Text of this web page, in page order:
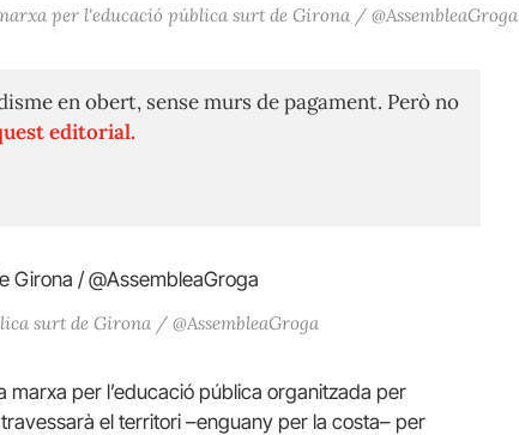
per l'educació pública surt de Girona / @AssembleaGroga
en obert, sense murs de pagament. Però no
editorial.
surt de Girona / @AssembleaGroga
per l’educació pública organitzada per
el territori –enguany per la costa– per